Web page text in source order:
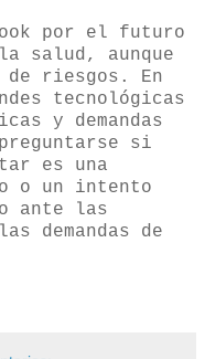
por el futuro
salud, aunque
de riesgos. En
tecnológicas
y demandas
si
es una
o un intento
ante las
demandas de